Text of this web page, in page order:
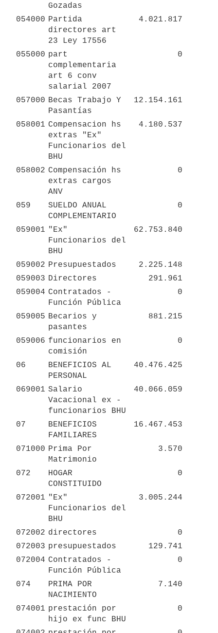
Gozadas
054000 Partida
directores art
23 Ley 17556
4.021.817
055000 part
complementaria
art 6 conv
salarial 2007
0
057000 Becas Trabajo Y
Pasantías
12.154.161
058001 Compensacion hs
extras "Ex"
Funcionarios del
BHU
4.180.537
058002 Compensación hs
extras cargos
ANV
0
059
SUELDO ANUAL
COMPLEMENTARIO
0
059001 "Ex"
Funcionarios del
BHU
62.753.840
059002 Presupuestados
2.225.148
059003 Directores
291.961
059004 Contratados -
Función Pública
0
059005 Becarios y
pasantes
881.215
059006 funcionarios en
comisión
0
06
BENEFICIOS AL
PERSONAL
40.476.425
069001 Salario
Vacacional ex -
funcionarios BHU
40.066.059
07
BENEFICIOS
FAMILIARES
16.467.453
071000 Prima Por
Matrimonio
3.570
072
HOGAR
CONSTITUIDO
0
072001 "Ex"
Funcionarios del
BHU
3.005.244
072002 directores
0
072003 presupuestados
129.741
072004 Contratados -
Función Pública
0
074
PRIMA POR
NACIMIENTO
7.140
074001 prestación por
hijo ex func BHU
0